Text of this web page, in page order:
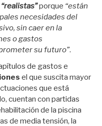
“realistas”porque “están
necesidades del
sin caer en la
o gastos
su futuro”.
de gastos e
el que suscita mayor
que está
cuentan con partidas
de la piscina
de media tensión, la